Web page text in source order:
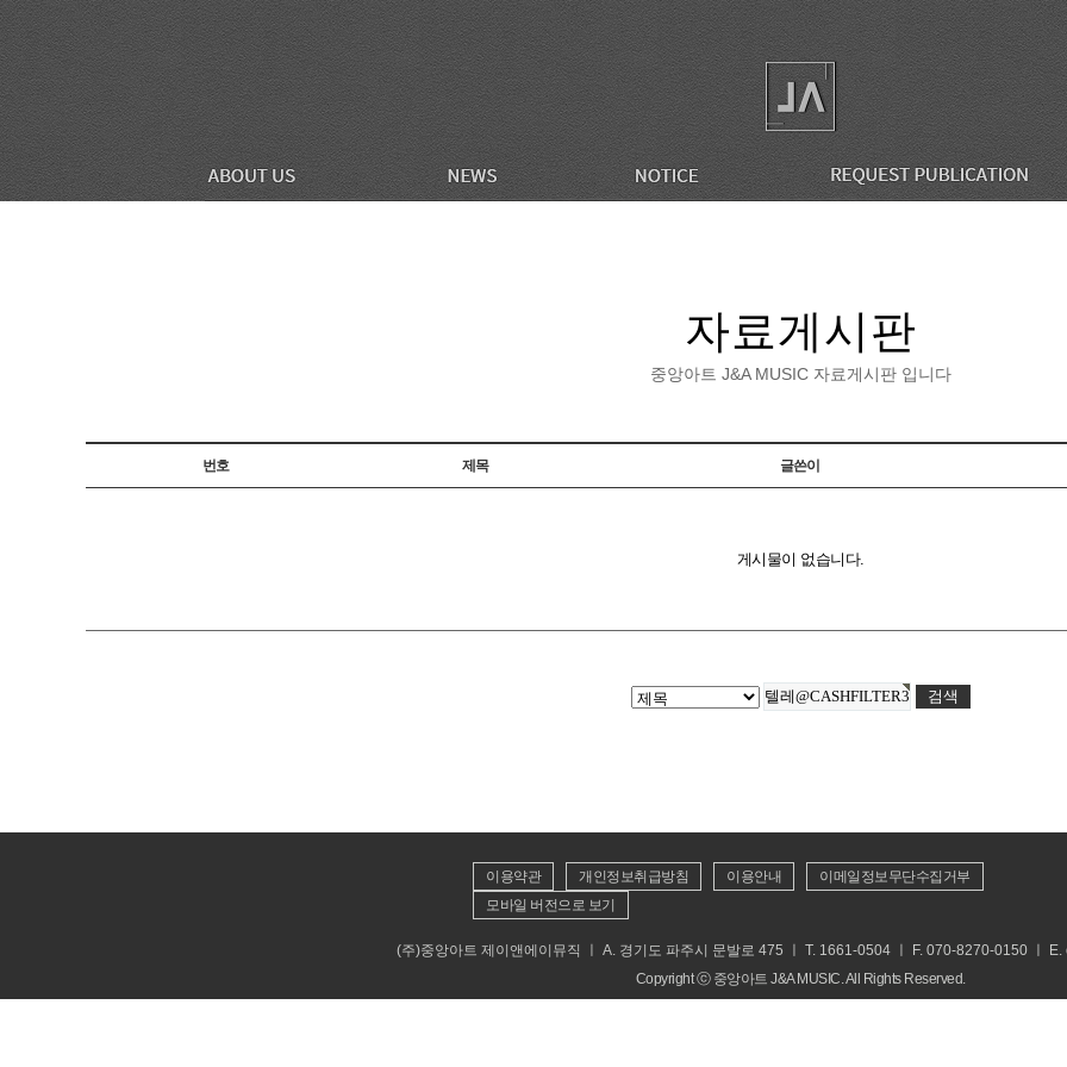
자료게시판
중앙아트 J&A MUSIC 자료게시판 입니다
번호 제목 글쓴이
게시물이 없습니다.
이용약관 개인정보취급방침 이용안내
이메일정보무단수집거부
모바일 버전으로 보기
(주)중앙아트 제이앤에이뮤직 ㅣ A. 경기도 파주시 문발로 475 ㅣ T. 1661-0504 ㅣ F. 070-8270-0150 ㅣ
Copyright ⓒ 중앙아트 J&A MUSIC. All Rights Reserved.